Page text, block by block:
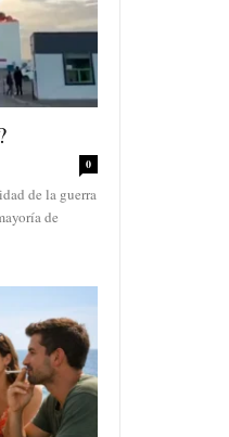
0
de la guerra
de